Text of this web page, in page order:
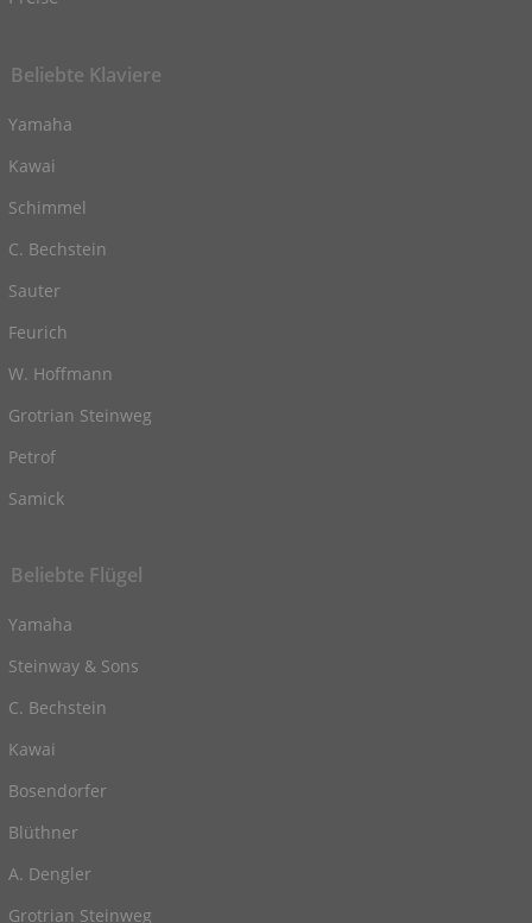
Beliebte Klaviere
Yamaha
Kawai
Schimmel
C. Bechstein
Sauter
Feurich
W. Hoffmann
Grotrian Steinweg
Petrof
Samick
Beliebte Flügel
Yamaha
Steinway & Sons
C. Bechstein
Kawai
Bosendorfer
Blüthner
A. Dengler
Grotrian Steinweg